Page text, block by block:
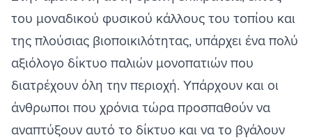
του μοναδικού φυσικού κάλλους του τοπίου και
της πλούσιας βιοποικιλότητας, υπάρχει ένα πολύ
αξιόλογο δίκτυο παλιών μονοπατιών που
διατρέχουν όλη την περιοχή. Υπάρχουν και οι
άνθρωποι που χρόνια τώρα προσπαθούν να
αναπτύξουν αυτό το δίκτυο και να το βγάλουν